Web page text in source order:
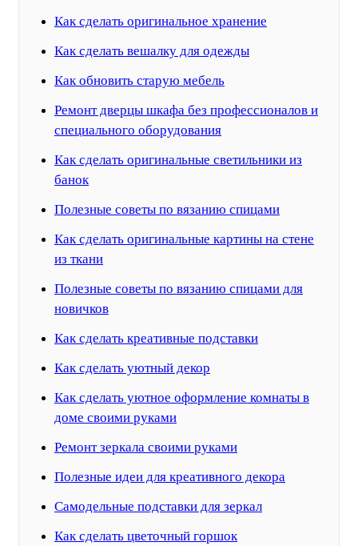
Как сделать оригинальное хранение
Как сделать вешалку для одежды
Как обновить старую мебель
Ремонт дверцы шкафа без профессионалов и
специального оборудования
Как сделать оригинальные светильники из
банок
Полезные советы по вязанию спицами
Как сделать оригинальные картины на стене
из ткани
Полезные советы по вязанию спицами для
новичков
Как сделать креативные подставки
Как сделать уютный декор
Как сделать уютное оформление комнаты в
доме своими руками
Ремонт зеркала своими руками
Полезные идеи для креативного декора
Самодельные подставки для зеркал
Как сделать цветочный горшок